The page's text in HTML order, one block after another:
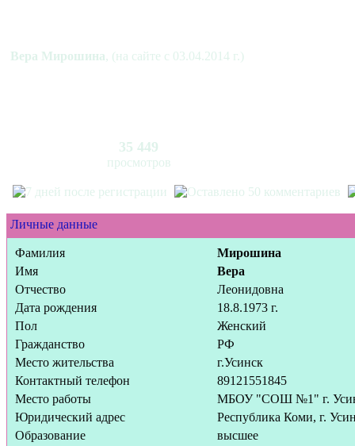
Вера Мирошина, (на сайте с 03.04.2014 г.)
35 449
просмотров
Личные данные
Фамилия
Мирошина
Имя
Вера
Отчество
Леонидовна
Дата рождения
18.8.1973 г.
Пол
Женский
Гражданство
РФ
Место жительства
г.Усинск
Контактный телефон
89121551845
Место работы
МБОУ "СОШ №1" г.
Юридический адрес
Республика Коми, г.
Образование
высшее